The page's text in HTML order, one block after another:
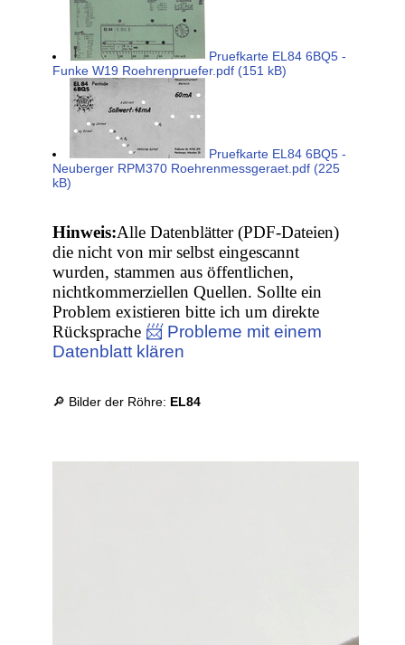
Pruefkarte EL84 6BQ5 -
Funke W19 Roehrenpruefer.pdf (151 kB)
Pruefkarte EL84 6BQ5 -
Neuberger RPM370 Roehrenmessgeraet.pdf (225
kB)
Hinweis:Alle Datenblätter (PDF-Dateien)
die nicht von mir selbst eingescannt
wurden, stammen aus öffentlichen,
nichtkommerziellen Quellen. Sollte ein
Problem existieren bitte ich um direkte
Rücksprache 📨 Probleme mit einem
Datenblatt klären
🔎 Bilder der Röhre: EL84